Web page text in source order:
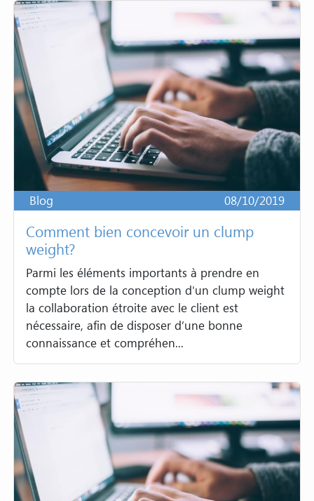
Blog 08/10/2019
Comment bien concevoir un clump
weight?
Parmi les éléments importants à prendre en
compte lors de la conception d'un clump weight
la collaboration étroite avec le client est
nécessaire, afin de disposer d’une bonne
connaissance et compréhen...